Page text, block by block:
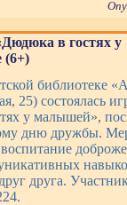
в гостях у
(6+)
библиотеке
25) состоялась
у малышей»,
дню дружбы.
друга.